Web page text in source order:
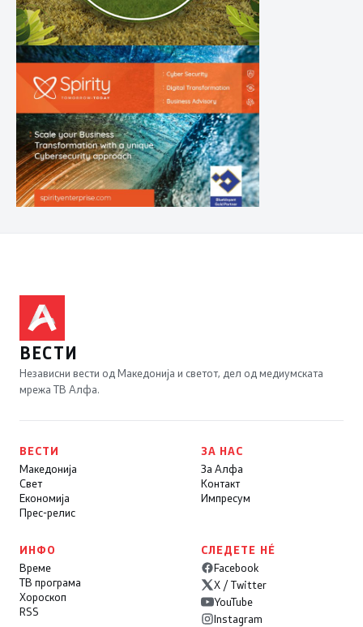
ВЕСТИ
Независни вести од Македонија и светот, дел од медиумската
мрежа ТВ Алфа.
ВЕСТИ
Македонија
Свет
Економија
Прес-релис
ЗА НАС
За Алфа
Контакт
Импресум
ИНФО
Време
ТВ програма
Хороскоп
RSS
СЛЕДЕТЕ НÉ
Facebook
X / Twitter
YouTube
Instagram